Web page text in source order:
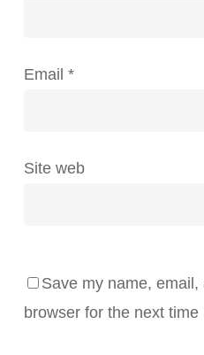
Email *
Site web
Save my name,
browser for the next time